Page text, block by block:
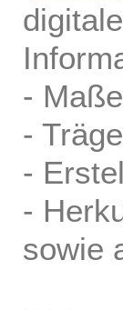
- Maße
-
-
-
sowie